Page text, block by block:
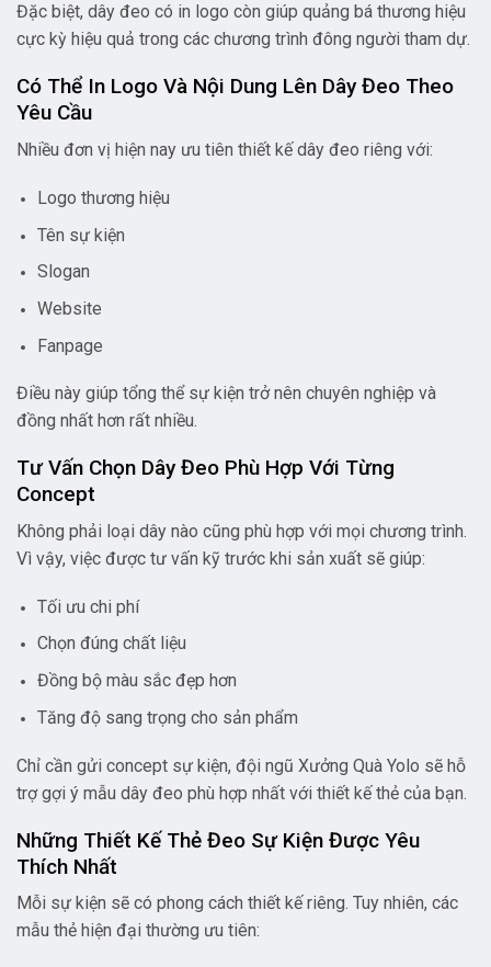
Đặc biệt, dây đeo có in logo còn giúp quảng bá thương hiệu
cực kỳ hiệu quả trong các chương trình đông người tham dự.
Có Thể In Logo Và Nội Dung Lên Dây Đeo Theo
Yêu Cầu
Nhiều đơn vị hiện nay ưu tiên thiết kế dây đeo riêng với:
Logo thương hiệu
Tên sự kiện
Slogan
Website
Fanpage
Điều này giúp tổng thể sự kiện trở nên chuyên nghiệp và
đồng nhất hơn rất nhiều.
Tư Vấn Chọn Dây Đeo Phù Hợp Với Từng
Concept
Không phải loại dây nào cũng phù hợp với mọi chương trình.
Vì vậy, việc được tư vấn kỹ trước khi sản xuất sẽ giúp:
Tối ưu chi phí
Chọn đúng chất liệu
Đồng bộ màu sắc đẹp hơn
Tăng độ sang trọng cho sản phẩm
Chỉ cần gửi concept sự kiện, đội ngũ Xưởng Quà Yolo sẽ hỗ
trợ gợi ý mẫu dây đeo phù hợp nhất với thiết kế thẻ của bạn.
Những Thiết Kế Thẻ Đeo Sự Kiện Được Yêu
Thích Nhất
Mỗi sự kiện sẽ có phong cách thiết kế riêng. Tuy nhiên, các
mẫu thẻ hiện đại thường ưu tiên: